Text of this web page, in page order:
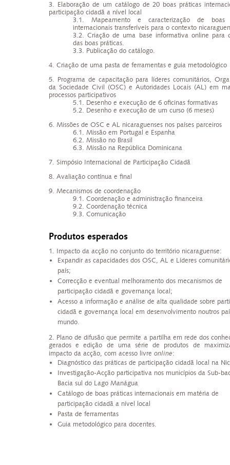
3. Elaboração de um catálogo de 20 boas práticas
participação cidadã a nível local
3.1. Mapeamento e caracterização de boas
internacionais transferíveis para o contexto
3.2. Criação de uma base informativa online para
das boas práticas.
3.3. Publicação do catálogo.
4. Criação de uma pasta de ferramentas e guia metodológico
5. Programa de capacitação para líderes comunitários,
da Sociedade Civil (OSC) e Autoridades Locais (AL) em
processos participativos
5.1. Desenho e execução de 6 oficinas formativas
5.2. Desenho e execução de um curso (6 meses)
6. Missões de OSC e AL nicaraguenses nos países parceiros
6.1.Missão em Portugal e Espanha
6.2.Missão no Brasil
6.3.Missão na República Dominicana
7. Simpósio Internacional de Participação Cidadã
8. Avaliação contínua e final
9. Mecanismos de coordenação
9.1. Coordenação e administração financeira
9.2. Coordenação técnica
9.3. Comunicação
Produtos esperados
1. Impacto da acção no conjunto do território nicaraguense:
Expandir as capacidades dos OSC, AL e Líderes
país;
Correcção e eventual melhoramento dos mecanismos de
participação cidadã e governança local;
Acesso a informação e análise de alta qualidade sobre
cidadã e governança local em desenvolvimento noutros
mundo.
2. Plano de difusão que permite a partilha em rede dos
gerados e edição de uma série de produtos de
impacto da acção, com acesso livre online:
Diagnóstico das práticas de participação cidadã local na
Investigação-Acção participativa nos municípios da Sub-
Bacia sul do Lago Manágua
Catálogo de boas práticas internacionais em matéria de
participação cidadã a nível local
Pasta de ferramentas
Guia metodológico para docentes.